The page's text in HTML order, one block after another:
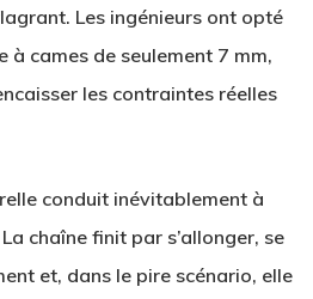
Les ingénieurs ont opté
à cames de seulement 7 mm,
les contraintes réelles
conduit inévitablement à
chaîne finit par s’allonger, se
et, dans le pire scénario, elle